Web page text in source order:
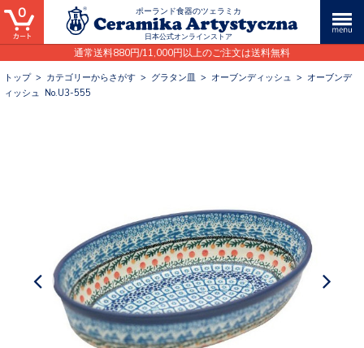
ポーランド食器のツェラミカ
日本公式オンラインストア
通常送料880円/11,000円以上のご注文は送料無料
0
トップ> カテゴリーからさがす > グラタン皿 > オーブンディッシュ > オーブンデ
ィッシュ No.U3-555